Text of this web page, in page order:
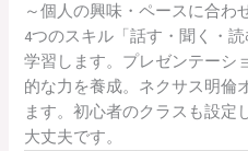
～個人の興味・ペースに合わ
4つのスキル「話す・聞く・
学習します。プレゼンテーシ
的な力を養成。ネクサス明倫
ます。初心者のクラスも設定
大丈夫です。